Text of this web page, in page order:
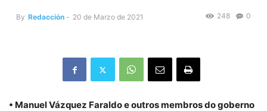
By Redacción - 20 de Marzo de 2021 0
248
• Manuel Vázquez Faraldo e outros membros do goberno